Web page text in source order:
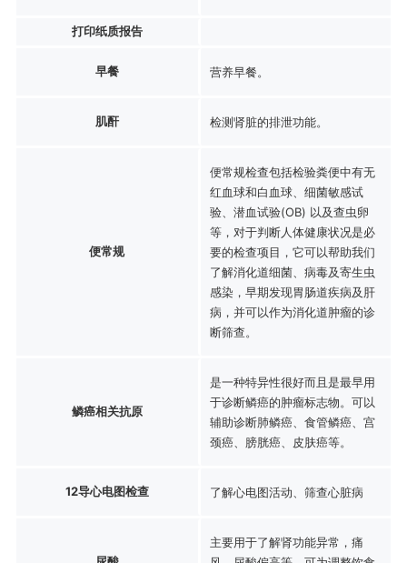
打印纸质报告
早餐 营养早餐。
肌酐 检测肾脏的排泄功能。
便常规
便常规检查包括检验粪便中有无
红血球和白血球、细菌敏感试
验、潜血试验(OB) 以及查虫卵
等，对于判断人体健康状况是必
要的检查项目，它可以帮助我们
了解消化道细菌、病毒及寄生虫
感染，早期发现胃肠道疾病及肝
病，并可以作为消化道肿瘤的诊
断筛查。
鳞癌相关抗原
是一种特异性很好而且是最早用
于诊断鳞癌的肿瘤标志物。可以
辅助诊断肺鳞癌、食管鳞癌、宫
颈癌、膀胱癌、皮肤癌等。
12导心电图检查 了解心电图活动、筛查心脏病
主要用于了解肾功能异常，痛